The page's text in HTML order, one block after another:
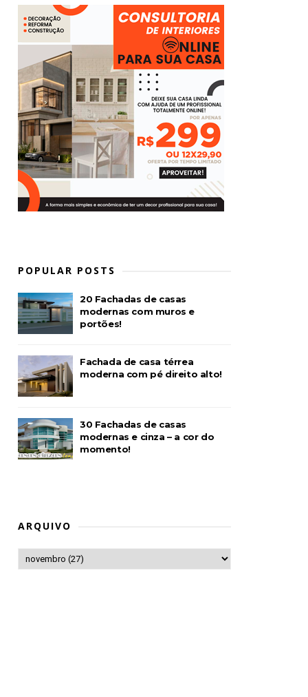
POPULAR POSTS
20 Fachadas de casas
modernas com muros e
portões!
Fachada de casa térrea
moderna com pé direito alto!
30 Fachadas de casas
modernas e cinza – a cor do
momento!
ARQUIVO